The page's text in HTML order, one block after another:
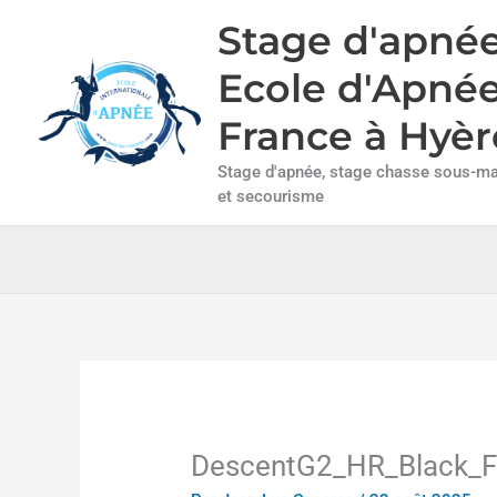
Stage
Ecole
France à
Stage d'apnée, stage chasse sous-
et secourisme